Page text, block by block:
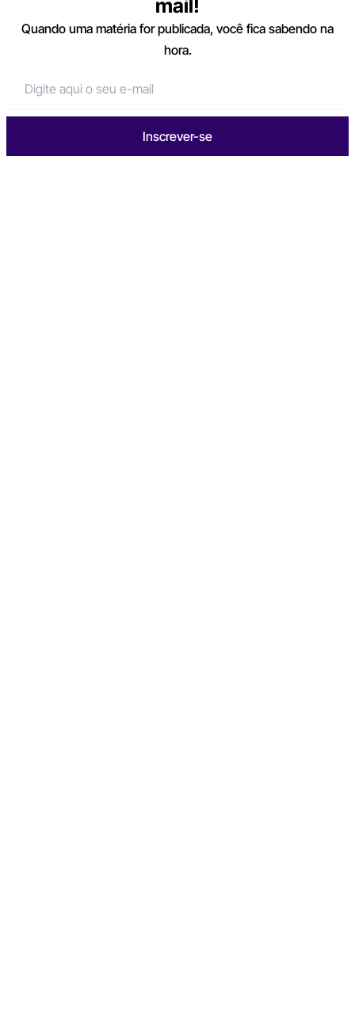
mail!
Quando uma matéria for publicada, você fica sabendo na
hora.
Inscrever-se